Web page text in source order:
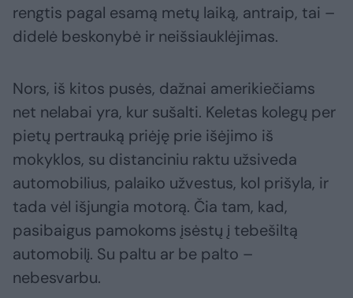
rengtis pagal esamą metų laiką, antraip, tai –
didelė beskonybė ir neišsiauklėjimas.
Nors, iš kitos pusės, dažnai amerikiečiams
net nelabai yra, kur sušalti. Keletas kolegų per
pietų pertrauką priėję prie išėjimo iš
mokyklos, su distanciniu raktu užsiveda
automobilius, palaiko užvestus, kol prišyla, ir
tada vėl išjungia motorą. Čia tam, kad,
pasibaigus pamokoms įsėstų į tebešiltą
automobilį. Su paltu ar be palto –
nebesvarbu.